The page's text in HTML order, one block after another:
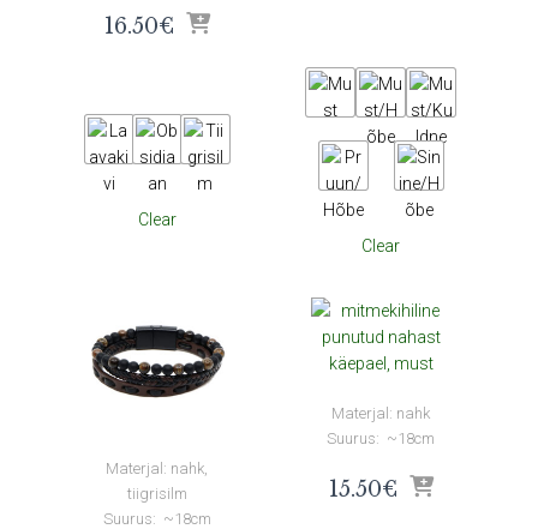
16.50€
Clear
Clear
Materjal: nahk,
tiigrisilm
Suurus: ~18cm
Materjal: nahk
Suurus: ~18cm
15.50€